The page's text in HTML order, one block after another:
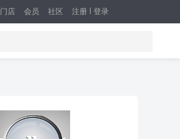
注册 登录
门店 会员 社区